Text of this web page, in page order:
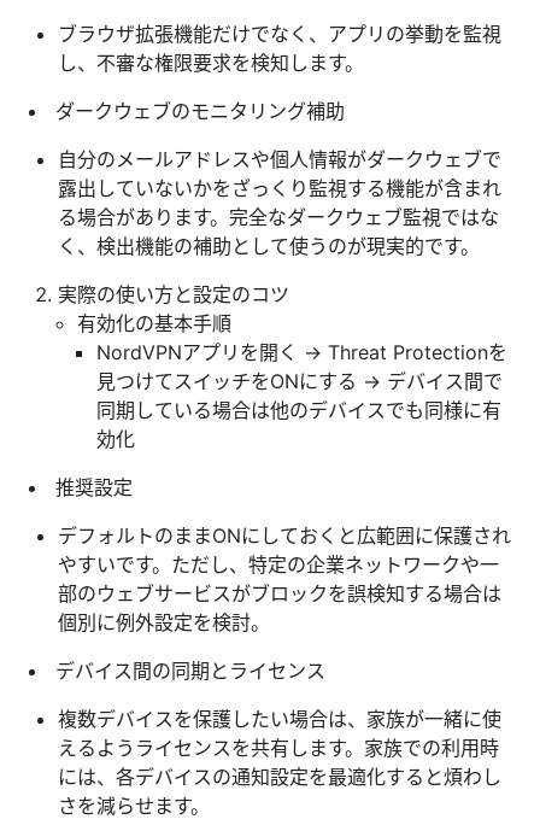
ブラウザ拡張機能だけでなく、アプリの挙動を監視
し、不審な権限要求を検知します。
ダークウェブのモニタリング補助
自分のメールアドレスや個人情報がダークウェブで
露出していないかをざっくり監視する機能が含まれ
る場合があります。完全なダークウェブ監視ではな
く、検出機能の補助として使うのが現実的です。
実際の使い方と設定のコツ
有効化の基本手順
NordVPNアプリを開く → Threat Protectionを
見つけてスイッチをONにする → デバイス間で
同期している場合は他のデバイスでも同様に有
効化
推奨設定
デフォルトのままONにしておくと広範囲に保護され
やすいです。ただし、特定の企業ネットワークや一
部のウェブサービスがブロックを誤検知する場合は
個別に例外設定を検討。
デバイス間の同期とライセンス
複数デバイスを保護したい場合は、家族が一緒に使
えるようライセンスを共有します。家族での利用時
には、各デバイスの通知設定を最適化すると煩わし
さを減らせます。